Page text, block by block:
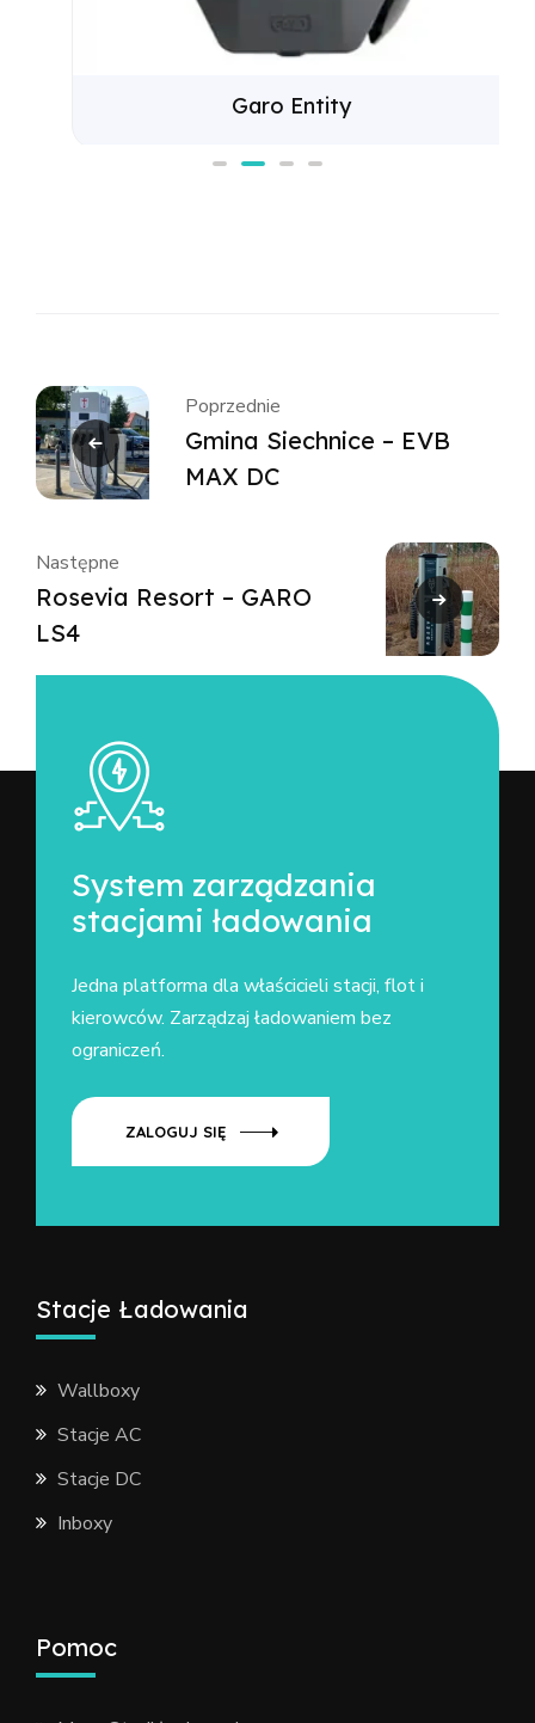
Garo Entity
Poprzednie
Gmina Siechnice – EVB
MAX DC
Następne
Rosevia Resort – GARO
LS4
System zarządzania
stacjami ładowania
Jedna platforma dla właścicieli stacji, flot i
kierowców. Zarządzaj ładowaniem bez
ograniczeń.
Stacje Ładowania
Wallboxy
Stacje AC
Stacje DC
Inboxy
Pomoc